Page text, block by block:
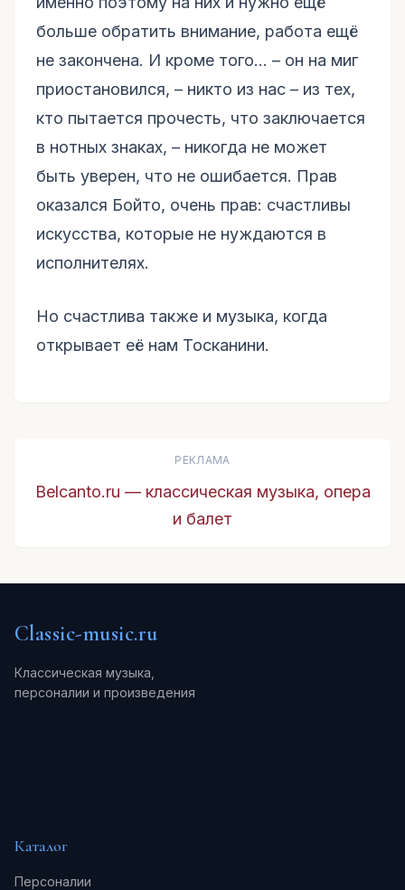
больше обратить внимание, работа ещё
не закончена. И кроме того... – он на миг
приостановился, – никто из нас – из тех,
кто пытается прочесть, что заключается
в нотных знаках, – никогда не может
быть уверен, что не ошибается. Прав
оказался Бойто, очень прав: счастливы
искусства, которые не нуждаются в
исполнителях.
Но счастлива также и музыка, когда
открывает её нам Тосканини.
РЕКЛАМА
Belcanto.ru — классическая музыка, опера
и балет
Classic-music.ru
Классическая музыка,
персоналии и произведения
Каталог
Персоналии